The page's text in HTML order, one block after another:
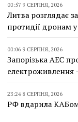
00:57 9 СЕРПНЯ, 2026
Литва розглядає
протидії дронам
00:06 9 СЕРПНЯ, 2026
Запорізька АЕС
електроживлення
23:24 8 СЕРПНЯ, 2026
РФ вдарила